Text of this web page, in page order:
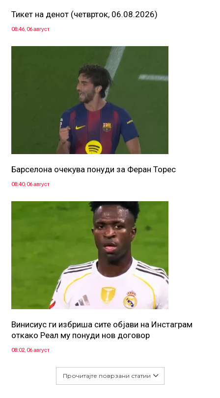
Тикет на денот (четврток, 06.08.2026)
08:46, 06 август
Барселона очекува понуди за Феран Торес
08:40, 06 август
Винисиус ги избриша сите објави на Инстаграм
откако Реал му понуди нов договор
08:02, 06 август
Прочитајте поврзани статии